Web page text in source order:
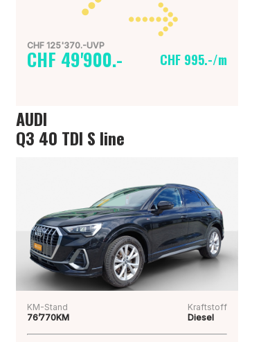
CHF 125'370.-UVP
CHF 49'900.- CHF 995.-/m
AUDI
Q3 40 TDI S line
KM-Stand
76’770KM
Kraftstoff
Diesel